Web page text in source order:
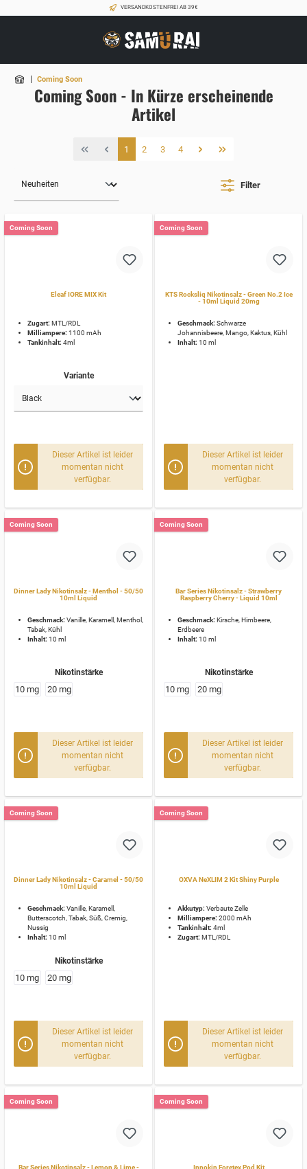
VERSANDKOSTENFREI AB 39€
| Coming Soon
Coming Soon - In Kürze erscheinende
Artikel
Filter
1 2 3 4
Coming Soon
Eleaf IORE MIX Kit
Zugart: MTL/RDL
Milliampere: 1100 mAh
Tankinhalt: 4ml
Variante
Dieser Artikel ist leider
momentan nicht
verfügbar.
Coming Soon
KTS Rocksliq Nikotinsalz - Green No.2 Ice
- 10ml Liquid 20mg
Geschmack: Schwarze
Johannisbeere, Mango, Kaktus, Kühl
Inhalt: 10 ml
Dieser Artikel ist leider
momentan nicht
verfügbar.
Coming Soon
Dinner Lady Nikotinsalz - Menthol - 50/50
10ml Liquid
Geschmack: Vanille, Karamell, Menthol,
Tabak, Kühl
Inhalt: 10 ml
Nikotinstärke
10 mg 20 mg
Dieser Artikel ist leider
momentan nicht
verfügbar.
Coming Soon
Bar Series Nikotinsalz - Strawberry
Raspberry Cherry - Liquid 10ml
Geschmack: Kirsche, Himbeere,
Erdbeere
Inhalt: 10 ml
Nikotinstärke
10 mg 20 mg
Dieser Artikel ist leider
momentan nicht
verfügbar.
Coming Soon
Dinner Lady Nikotinsalz - Caramel - 50/50
10ml Liquid
Geschmack: Vanille, Karamell,
Butterscotch, Tabak, Süß, Cremig,
Nussig
Inhalt: 10 ml
Nikotinstärke
10 mg 20 mg
Dieser Artikel ist leider
momentan nicht
verfügbar.
Coming Soon
OXVA NeXLIM 2 Kit Shiny Purple
Akkutyp: Verbaute Zelle
Milliampere: 2000 mAh
Tankinhalt: 4ml
Zugart: MTL/RDL
Dieser Artikel ist leider
momentan nicht
verfügbar.
Coming Soon Coming Soon